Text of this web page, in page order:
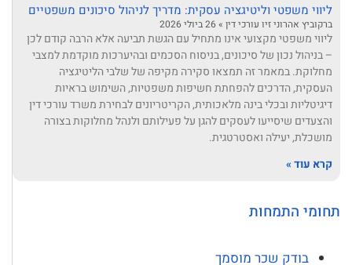
ליווי משפטי וליטיגציה עסקית: מדריך לניהול סיכונים משפטיים
ברקוביץ אהרוני זיו עורכי דין
ליווי משפטי מקצועי אינו מתחיל עם הגשת תביעה אלא הרבה קודם לכן
– בניהול נכון של סיכונים, בניסוח הסכמים ובהיערכות מוקדמת למצבי
מחלוקת. במאמר זה תמצאו סקירה מקיפה של שלבי הליטיגציה
העסקית, הדרכים להפחתת חשיפות משפטיות, השימוש בראיות
דיגיטליות ובכלי בינה מלאכותית, הקריטריונים לבחירת משרד עורכי דין
והצעדים שיסייעו לעסקים להגן על פעילותם ולנהל מחלוקות בצורה
מושכלת, יעילה ואסטרטגית.
קרא עוד »
תחומי התמחות
בודק שכר מוסמך